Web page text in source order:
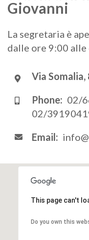
Giovanni
La segretaria è
dalle ore 9:00
Via
Phone: 02/
02/
Email:
This page can't
Do you own this